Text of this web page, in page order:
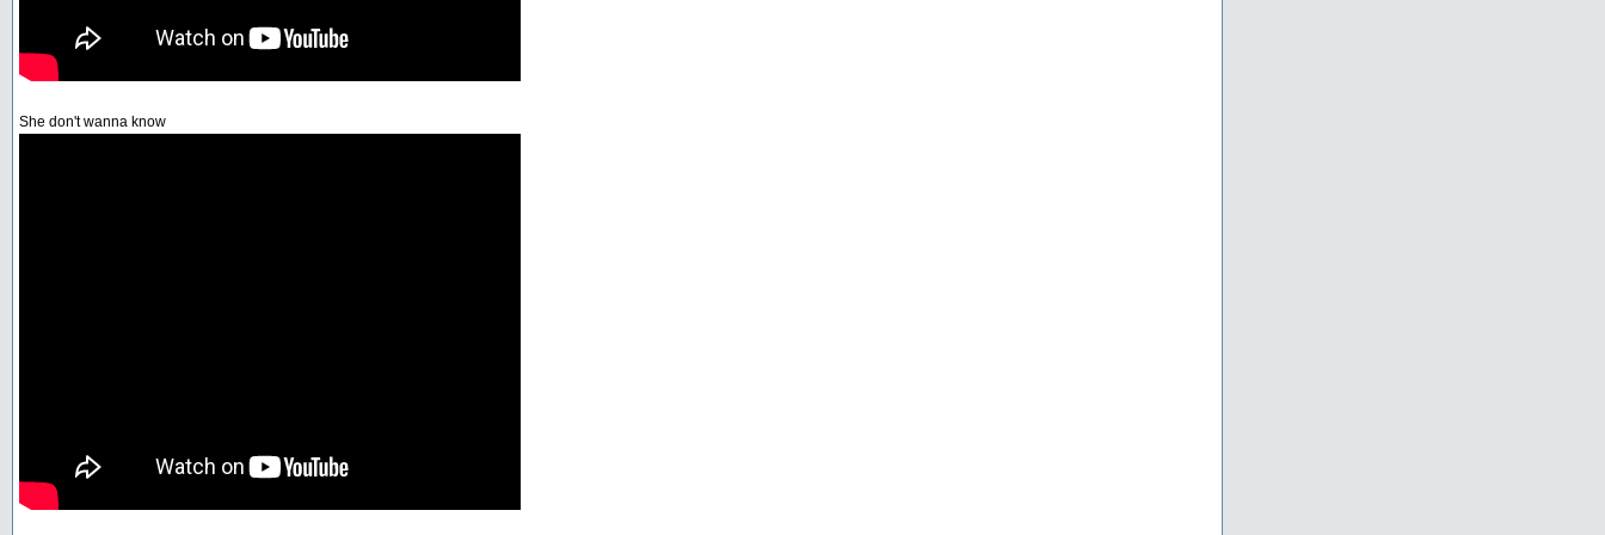
She don't wanna know